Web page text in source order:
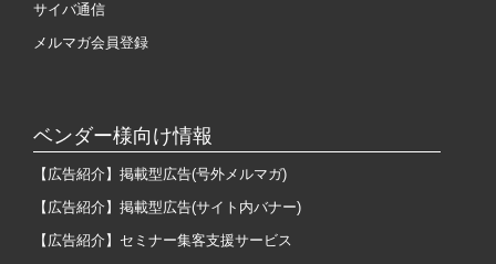
サイバ通信
メルマガ会員登録
ベンダー様向け情報
【広告紹介】掲載型広告(号外メルマガ)
【広告紹介】掲載型広告(サイト内バナー)
【広告紹介】セミナー集客支援サービス